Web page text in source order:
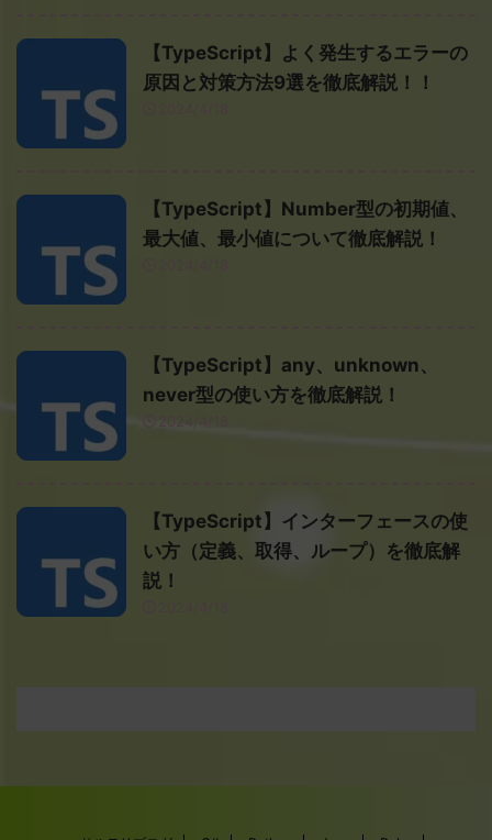
【TypeScript】よく発生するエラーの
原因と対策方法9選を徹底解説！！
【TypeScript】Number型の初期値、
最大値、最小値について徹底解説！
【TypeScript】any、unknown、
never型の使い方を徹底解説！
【TypeScript】インターフェースの使
い方（定義、取得、ループ）を徹底解
説！